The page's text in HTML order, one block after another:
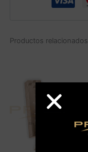
Productos relacionados